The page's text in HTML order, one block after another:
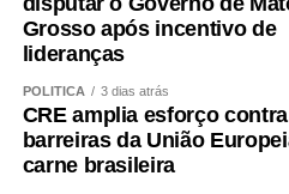
Grosso após incentivo de
lideranças
POLÍTICA 3 dias atrás
CRE amplia esforço contra
barreiras da União
carne brasileira